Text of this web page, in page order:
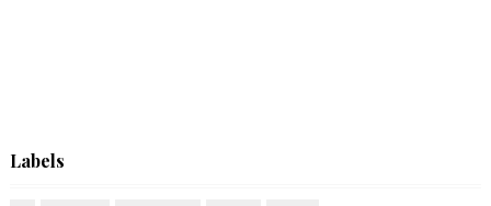
Labels